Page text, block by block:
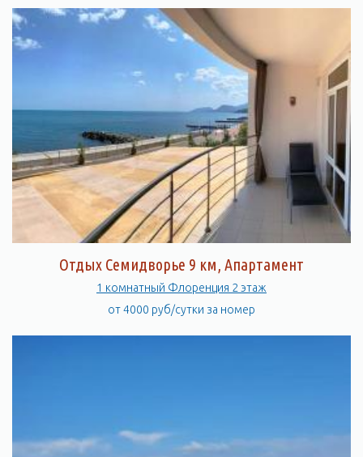
Отдых Семидворье 9 км, Апартамент
1 комнатный Флоренция 2 этаж
от 4000 руб/сутки за номер